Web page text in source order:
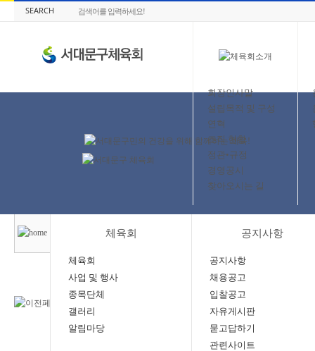
SEARCH
회장인사말
설립목적 및 구성
연혁
조직 현황
정관•규정
경영공시
찾아오시는 길
체육회
체육회
사업 및 행사
종목단체
갤러리
알림마당
공지사항
공지사항
채용공고
입찰공고
자유게시판
묻고답하기
관련사이트